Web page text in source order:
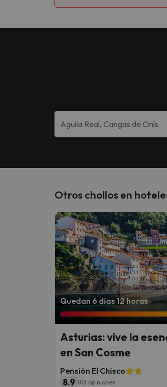
Otros chollos en
Quedan 6 días 12 horas
Asturias: vive la
en San Cosme
Pensión El Chisco
8.9 813 opiniones